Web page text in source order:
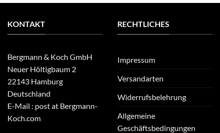
KONTAKT
Bergmann & Koch GmbH
Neuer Höltigbaum 2
22143 Hamburg
Deutschland
E-Mail : post at Bergmann-
Koch.com
RECHTLICHES
Impressum
Versandarten
Widerrufsbelehrung
Allgemeine
Geschäftsbedingungen